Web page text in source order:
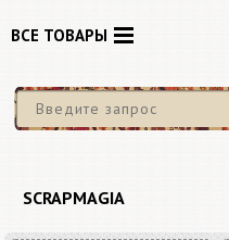
ВСЕ ТОВАРЫ
SCRAPMAGIA